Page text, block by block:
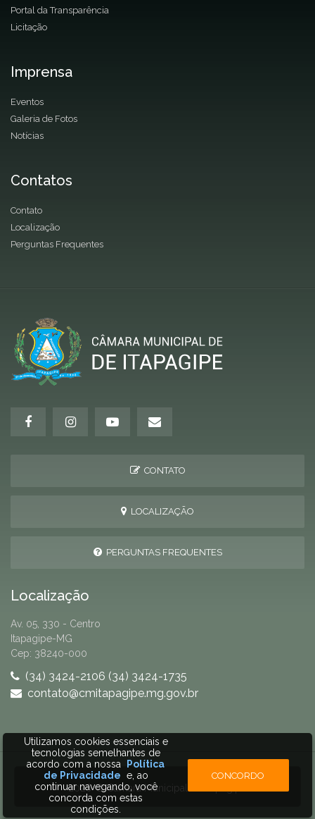
Portal da Transparência
Licitação
Imprensa
Eventos
Galeria de Fotos
Notícias
Contatos
Contato
Localização
Perguntas Frequentes
CONTATO
LOCALIZAÇÃO
PERGUNTAS FREQUENTES
Localização
Av. 05, 330 - Centro
Itapagipe-MG
Cep: 38240-000
(34) 3424-2106 (34) 3424-1735
contato@cmitapagipe.mg.gov.br
2026 © Câmara Municipal de Itapagipe
Utilizamos cookies essenciais e
tecnologias semelhantes de
acordo com a nossa
Política
de Privacidade e, ao
continuar navegando, você
concorda com estas
condições.
CONCORDO